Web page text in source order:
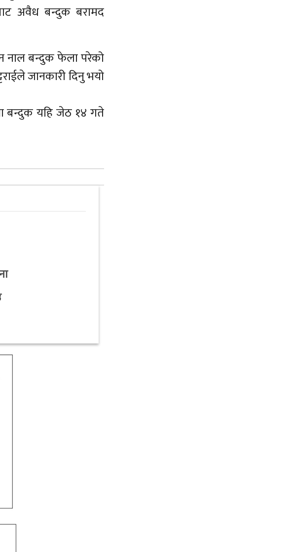
अवैध बन्दुक बरामद
नाल बन्दुक फेला परेको
जानकारी दिनु भयो
बन्दुक यहि जेठ १४ गते